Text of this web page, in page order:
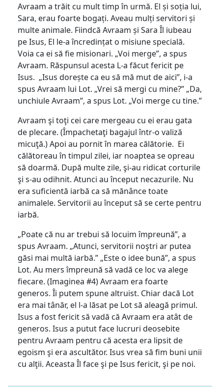
Avraam a trăit cu mult timp în urmă. El și soția lui,
Sara, erau foarte bogați. Aveau mulți servitori și
multe animale. Fiindcă Avraam și Sara Îl iubeau
pe Isus, El le-a încredințat o misiune specială.
Voia ca ei să fie misionari. „Voi merge”, a spus
Avraam. Răspunsul acesta L-a făcut fericit pe
Isus. „Isus dorește ca eu să mă mut de aici”, i-a
spus Avraam lui Lot. „Vrei să mergi cu mine?” „Da,
unchiule Avraam”, a spus Lot. „Voi merge cu tine.”
Avraam şi toţi cei care mergeau cu ei erau gata
de plecare. (Împachetaţi bagajul într-o valiză
micuţă.) Apoi au pornit în marea călătorie. Ei
călătoreau în timpul zilei, iar noaptea se opreau
să doarmă. După multe zile, şi-au ridicat corturile
şi s-au odihnit. Atunci au început necazurile. Nu
era suficientă iarbă ca să mănânce toate
animalele. Servitorii au început să se certe pentru
iarbă.
„Poate că nu ar trebui să locuim împreună”, a
spus Avraam. „Atunci, servitorii noştri ar putea
găsi mai multă iarbă.” „Este o idee bună”, a spus
Lot. Au mers împreună să vadă ce loc va alege
fiecare. (Imaginea #4) Avraam era foarte
generos. Îi putem spune altruist. Chiar dacă Lot
era mai tânăr, el l-a lăsat pe Lot să aleagă primul.
Isus a fost fericit să vadă că Avraam era atât de
generos. Isus a putut face lucruri deosebite
pentru Avraam pentru că acesta era lipsit de
egoism şi era ascultător. Isus vrea să fim buni unii
cu alţii. Aceasta Îl face şi pe Isus fericit, şi pe noi.